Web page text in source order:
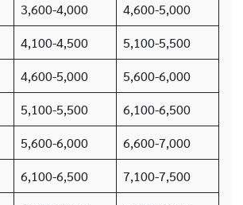
3,600-4,000
4,600-5,000
4,100-4,500
5,100-5,500
4,600-5,000
5,600-6,000
5,100-5,500
6,100-6,500
5,600-6,000
6,600-7,000
6,100-6,500
7,100-7,500